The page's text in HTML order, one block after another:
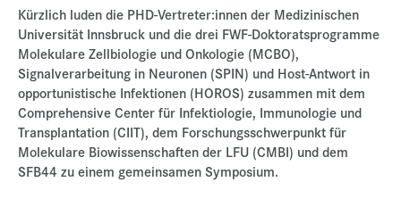
Service-Links
de |en
Kürzlich luden die PHD-Vertreter:innen der Medizinischen
Universität Innsbruck und die drei FWF-Doktoratsprogramme
Molekulare Zellbiologie und Onkologie (MCBO),
Signalverarbeitung in Neuronen (SPIN) und Host-Antwort in
opportunistische Infektionen (HOROS) zusammen mit dem
Comprehensive Center für Infektiologie, Immunologie und
Transplantation (CIIT), dem Forschungsschwerpunkt für
Molekulare Biowissenschaften der LFU (CMBI) und dem
SFB44 zu einem gemeinsamen Symposium.